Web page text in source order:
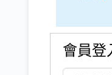
會員登